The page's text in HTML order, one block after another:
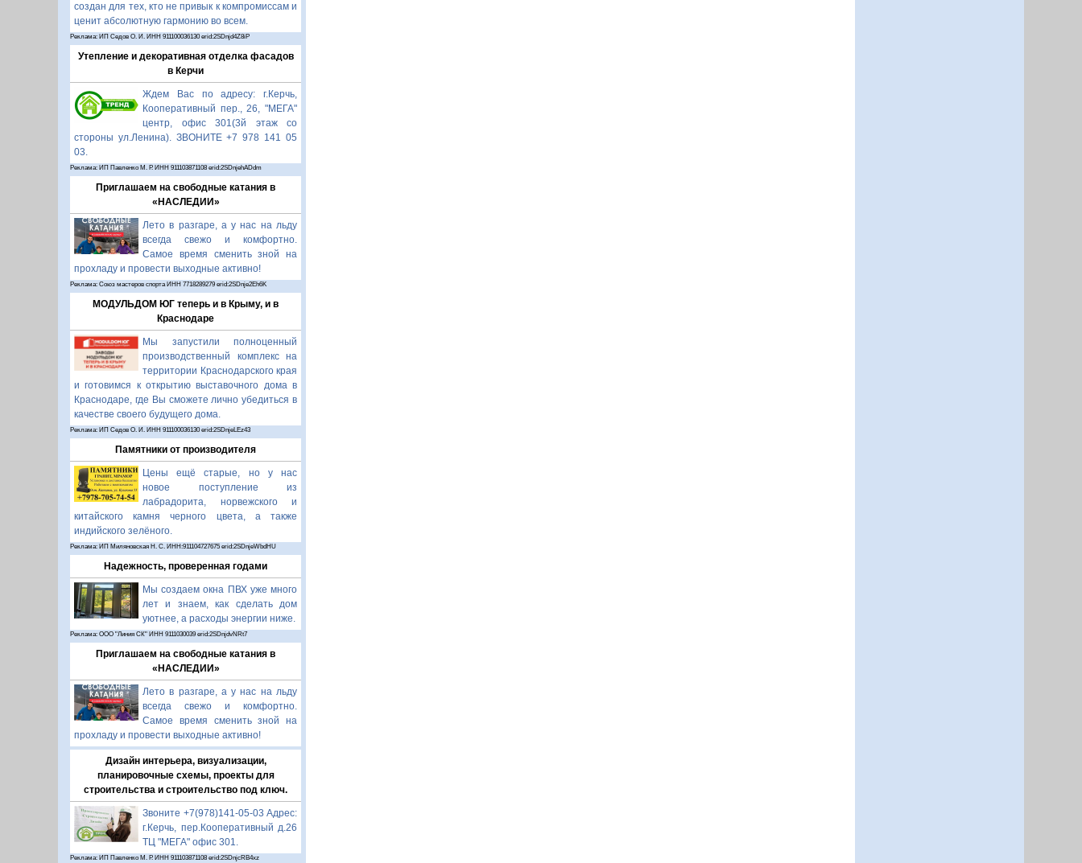
создан для тех, кто не привык к компромиссам и
ценит абсолютную гармонию во всем.
Реклама: ИП Седов О. И. ИНН 911100036130 erid:2SDnjd4Z8iP
Утепление и декоративная отделка фасадов
в Керчи
Ждем Вас по адресу: г.Керчь,
Кооперативный пер., 26, "МЕГА"
центр, офис 301(3й этаж со
стороны ул.Ленина). ЗВОНИТЕ +7 978 141 05
03.
Реклама: ИП Павленко М. Р. ИНН 911103871108 erid:2SDnjehADdm
Приглашаем на свободные катания в
«НАСЛЕДИИ»
Лето в разгаре, а у нас на льду
всегда свежо и комфортно.
Самое время сменить зной на
прохладу и провести выходные активно!
Реклама: Союз мастеров спорта ИНН 7718289279 erid:2SDnje2Eh6K
МОДУЛЬДОМ ЮГ теперь и в Крыму, и в
Краснодаре
Мы запустили полноценный
производственный комплекс на
территории Краснодарского края
и готовимся к открытию выставочного дома в
Краснодаре, где Вы сможете лично убедиться в
качестве своего будущего дома.
Реклама: ИП Седов О. И. ИНН 911100036130 erid:2SDnjeLEz43
Памятники от производителя
Цены ещё старые, но у нас
новое поступление из
лабрадорита, норвежского и
китайского камня черного цвета, а также
индийского зелёного.
Реклама: ИП Миляновская Н. С. ИНН:911104727675 erid:2SDnjeWbdHU
Надежность, проверенная годами
Мы создаем окна ПВХ уже много
лет и знаем, как сделать дом
уютнее, а расходы энергии ниже.
Реклама: ООО "Линия СК" ИНН 9111030039 erid:2SDnjdvNRt7
Приглашаем на свободные катания в
«НАСЛЕДИИ»
Лето в разгаре, а у нас на льду
всегда свежо и комфортно.
Самое время сменить зной на
прохладу и провести выходные активно!
Дизайн интерьера, визуализации,
планировочные схемы, проекты для
строительства и строительство под ключ.
Звоните +7(978)141-05-03 Адрес:
г.Керчь, пер.Кооперативный д.26
ТЦ "МЕГА" офис 301.
Реклама: ИП Павленко М. Р. ИНН 911103871108 erid:2SDnjcRB4xz